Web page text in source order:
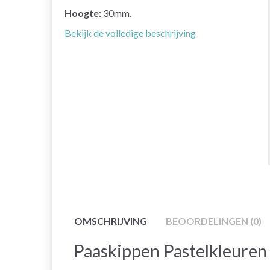
Hoogte: 30mm.
Bekijk de volledige beschrijving
OMSCHRIJVING BEOORDELINGEN (0)
Paaskippen Pastelkleuren